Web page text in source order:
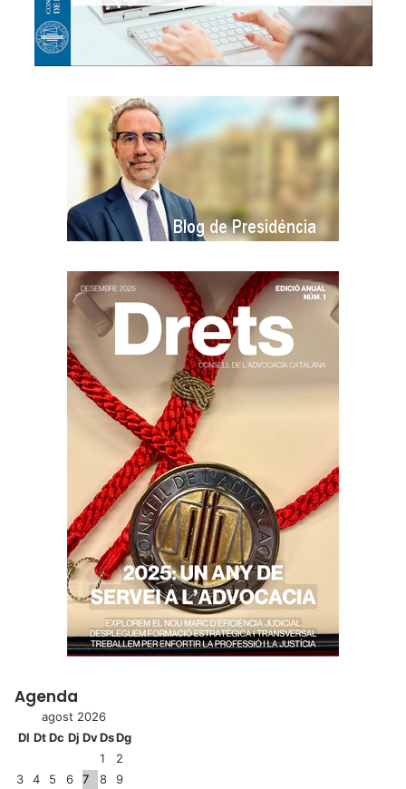
Agenda
agost 2026
Dl DtDc Dj DvDsDg
1
2
3
4 5 6 7 8
9